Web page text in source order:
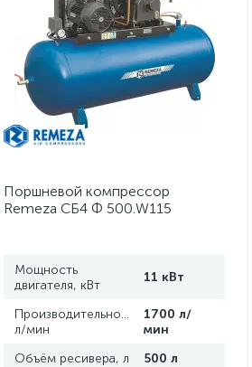
Поршневой компрессор
Remeza СБ4 Ф 500.W115
Мощность
двигателя, кВт
11 кВт
Производительность,
л/мин
1700 л/
мин
Объём ресивера, л
500 л